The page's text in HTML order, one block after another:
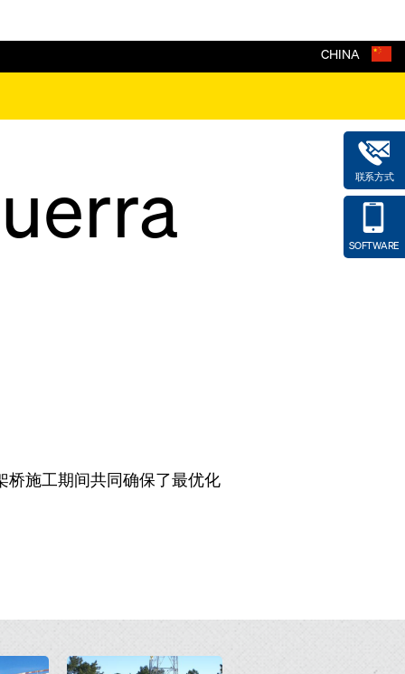
联系方式
SOFTWARE
CHINA
桥施工期间共同确保了最优化
Open